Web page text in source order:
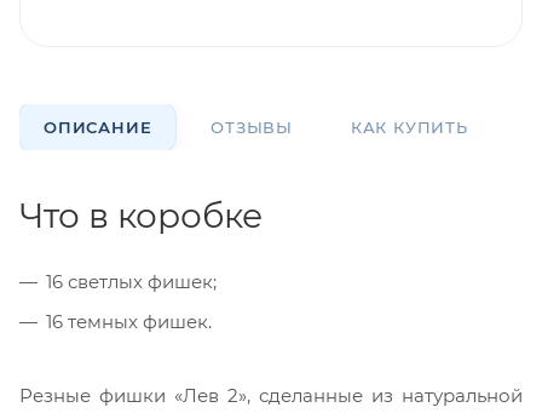
ОПИСАНИЕ ОТЗЫВЫ КАК КУПИТЬ
Что в коробке
16 светлых фишек;
16 темных фишек.
Резные фишки «Лев 2», сделанные из натуральной